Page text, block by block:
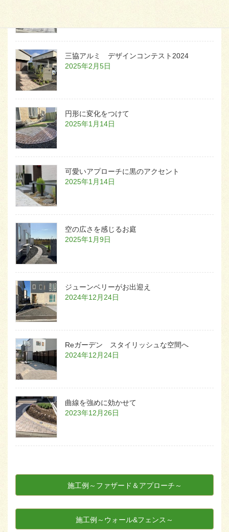
三協アルミ デザインコンテスト2024
2025年2月5日
円形に変化をつけて
2025年1月14日
可愛いアプローチに黒のアクセント
2025年1月14日
空の広さを感じるお庭
2025年1月9日
ジューンベリーがお出迎え
2024年12月24日
Reガーデン スタイリッシュな空間へ
2024年12月24日
曲線を強めに効かせて
2023年12月26日
施工例～ファザード＆アプローチ～
施工例～ウォール&フェンス～